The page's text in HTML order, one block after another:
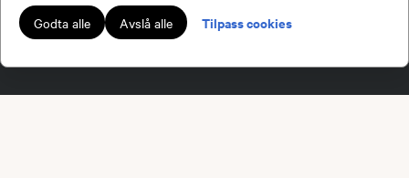
Godta alle Avslå alle Tilpass cookies
Login LetsReg
Digitalt aversjonsbevis